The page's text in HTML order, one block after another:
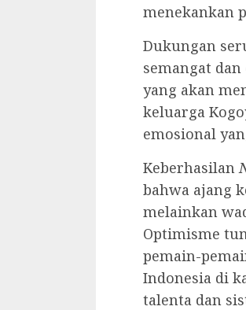
menekankan
‎Dukungan
semangat
yang akan
keluarga
emosional
‎Keberhasilan
bahwa ajang
melainkan
Optimisme
pemain-
Indonesia di
talenta dan